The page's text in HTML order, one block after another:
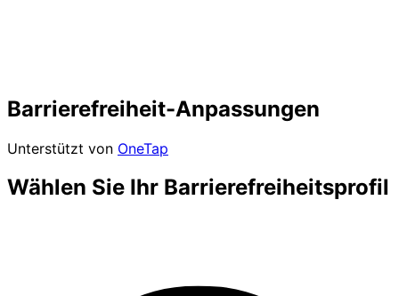
Barrierefreiheit-Anpassungen
Unterstützt von OneTap
Wählen Sie Ihr Barrierefreiheitsprofil